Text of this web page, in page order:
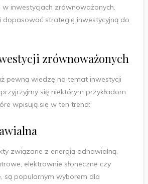
w inwestycjach zrównoważonych.
dopasować strategię inwestycyjną do
zrównoważonych
pewną wiedzę na temat inwestycji
się niektórym przykładom
wpisują się w ten trend:
związane z energią odnawialną,
elektrownie słoneczne czy
są popularnym wyborem dla